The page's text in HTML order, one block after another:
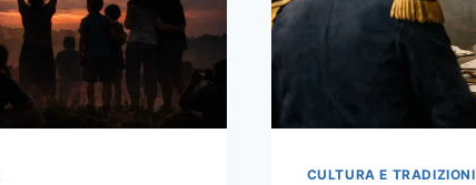
CULTURA E TRADIZIONI